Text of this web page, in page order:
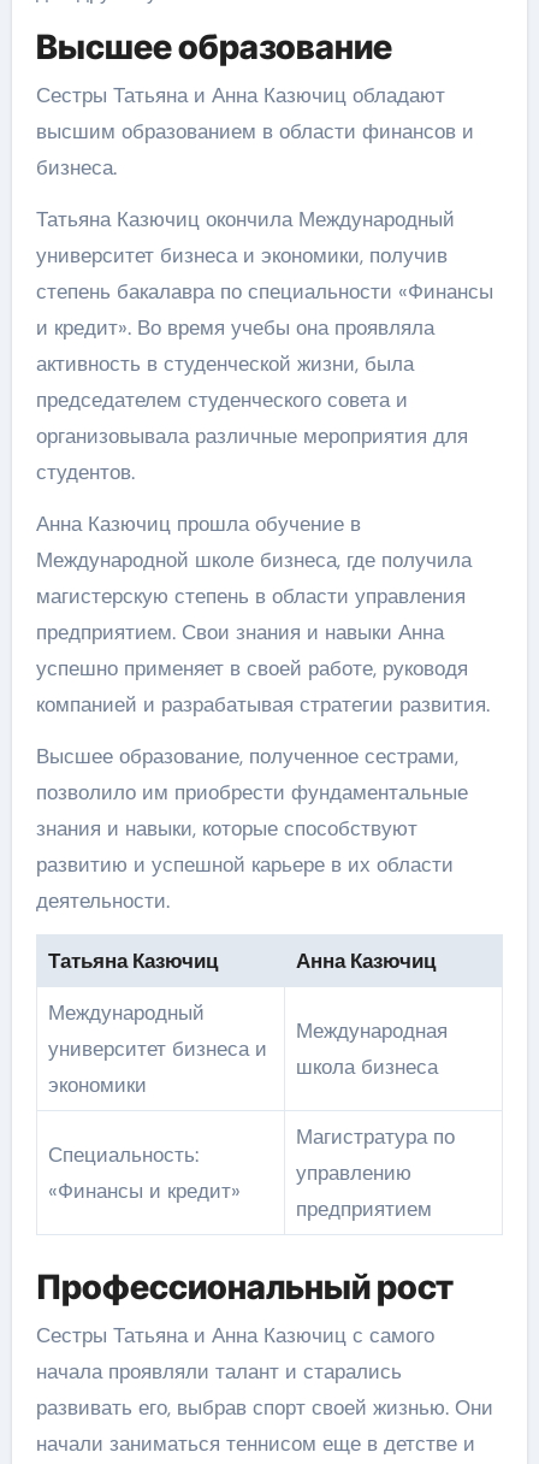
Высшее образование
Сестры Татьяна и Анна Казючиц обладают
высшим образованием в области финансов и
бизнеса.
Татьяна Казючиц окончила Международный
университет бизнеса и экономики, получив
степень бакалавра по специальности «Финансы
и кредит». Во время учебы она проявляла
активность в студенческой жизни, была
председателем студенческого совета и
организовывала различные мероприятия для
студентов.
Анна Казючиц прошла обучение в
Международной школе бизнеса, где получила
магистерскую степень в области управления
предприятием. Свои знания и навыки Анна
успешно применяет в своей работе, руководя
компанией и разрабатывая стратегии развития.
Высшее образование, полученное сестрами,
позволило им приобрести фундаментальные
знания и навыки, которые способствуют
развитию и успешной карьере в их области
деятельности.
Татьяна Казючиц
Анна Казючиц
Международный
университет бизнеса и
экономики
Международная
школа бизнеса
Специальность:
«Финансы и кредит»
Магистратура по
управлению
предприятием
Профессиональный рост
Сестры Татьяна и Анна Казючиц с самого
начала проявляли талант и старались
развивать его, выбрав спорт своей жизнью. Они
начали заниматься теннисом еще в детстве и